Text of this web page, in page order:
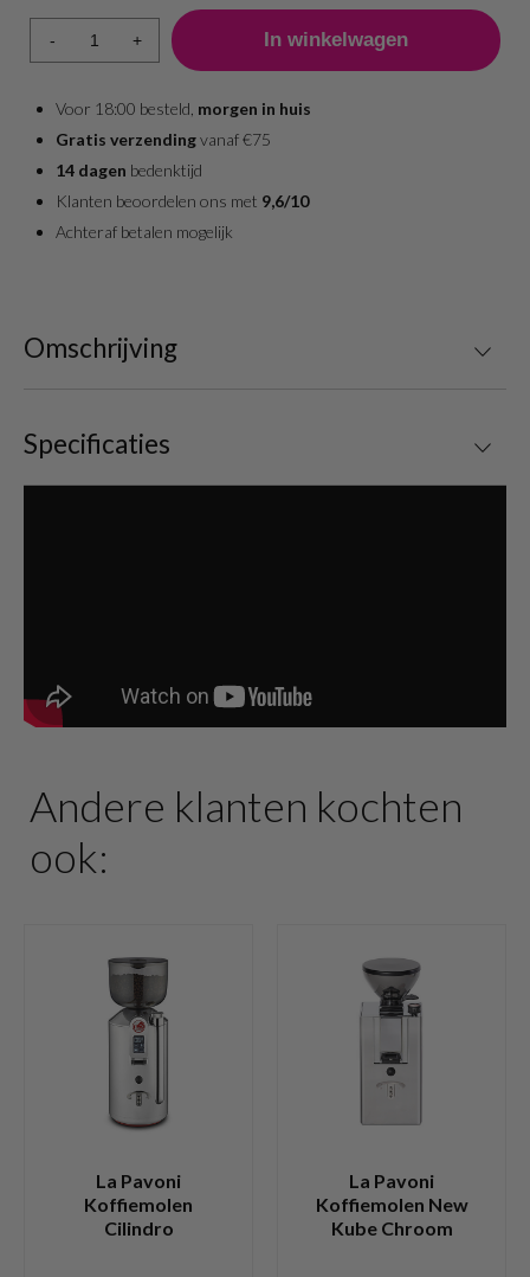
- +
Voor 18:00 besteld, morgen in huis
Gratis verzendingvanaf €75
14 dagen bedenktijd
Klanten beoordelen ons met 9,6/10
Achteraf betalen mogelijk
Omschrijving
Specificaties
Andere klanten kochten
ook:
La Pavoni
Koffiemolen
Cilindro
La Pavoni
Koffiemolen New
Kube Chroom